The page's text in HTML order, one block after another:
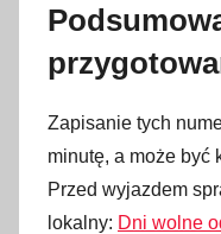
Zapisanie tych
minutę, a może być
Przed wyjazdem
lokalny: Dni wolne